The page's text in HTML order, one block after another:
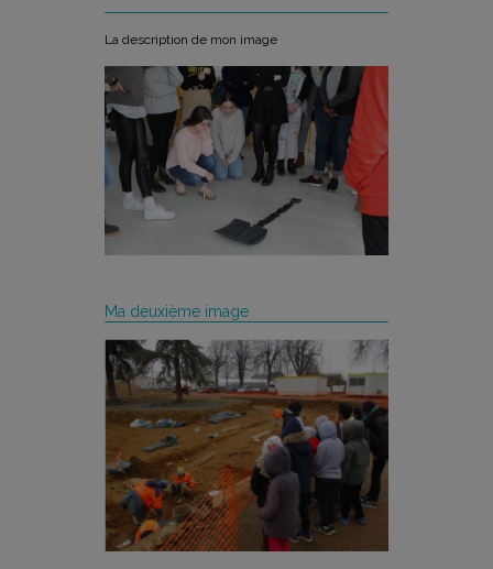
La description de mon image
Ma deuxième image